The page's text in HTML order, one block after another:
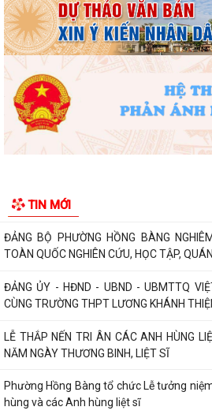
TIN MỚI
TOÀN QUỐC NGHIÊN CỨU, HỌC TẬP,
ĐẢNG ỦY - HĐND - UBND - UBMTTQ
CÙNG TRƯỜNG THPT LƯƠNG KHÁNH
LỄ THẮP NẾN TRI ÂN CÁC ANH HÙNG
NĂM NGÀY THƯƠNG BINH, LIỆT SĨ
Phường Hồng Bàng tổ chức Lễ tưởng
hùng và các Anh hùng liệt sĩ
bàn thành phố là Đền thờ...
PHƯỜNG HỒNG BÀNG TỔ CHỨC HỘI
2026 CÔNG TÁC BẢO VỆ NỀN TẢNG TƯ
Hội Cựu CAND phường Hồng Bàng đi
thương binh, thân nhân liệt sỹ CAND
Phường Hồng Bàng phát huy vai trò,
động của bộ máy chính quyền cơ...
TUỔI TRẺ PHƯỜNG HỒNG BÀNG TỔ
CHUYỆN TRUYỀN THỐNG NHÂN KỶ NIỆM